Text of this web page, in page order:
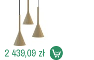
2 439,09 zł